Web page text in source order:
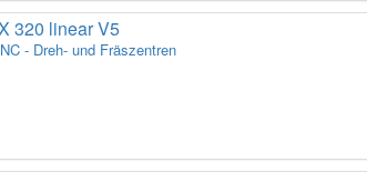
320 linear V5
- Dreh- und Fräszentren